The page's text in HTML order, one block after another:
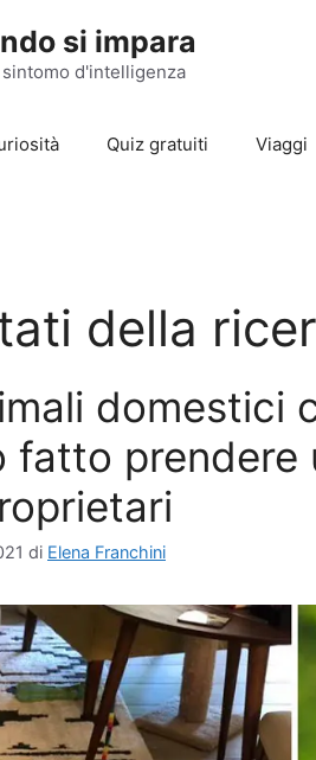
si impara
d'intelligenza
Quiz gratuiti Viaggi
della
domestici
fatto prendere
di Elena Franchini